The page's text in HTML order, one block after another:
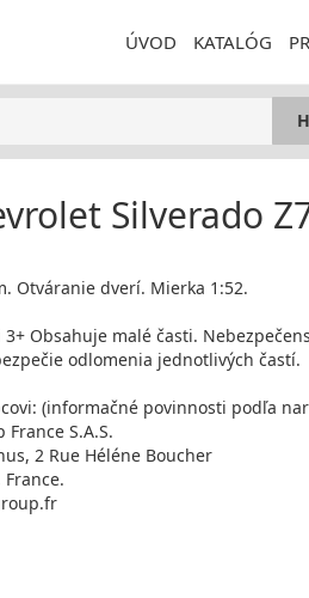
ÚVOD KATALÓG
Silverado
Otváranie dverí. Mierka 1:52.
Obsahuje malé časti.
odlomenia jednotlivých častí.
(informačné povinnosti podľa
S.A.S.
2 Rue Héléne Boucher